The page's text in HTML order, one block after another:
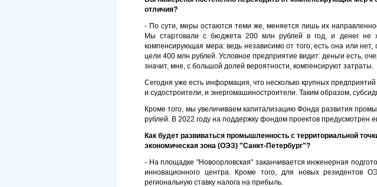
отличия?
- По сути, меры остаются теми же, меняется лишь их
Мы стартовали с бюджета 200 млн рублей в год, и денег
компенсирующая мера: ведь независимо от того, есть она или
цели 400 млн рублей. Условное предприятие видит: деньги есть,
значит, мне, с большой долей вероятности, компенсируют затраты.
Сегодня уже есть информация, что несколько крупных
и судостроители, и энергомашиностроители. Таким образом,
Кроме того, мы увеличиваем капитализацию Фонда развития
рублей. В 2022 году на поддержку фондом проектов предусмотрен
Как будет развиваться промышленность с территориальной
экономическая зона (ОЭЗ) "Санкт-Петербург"?
- На площадке "Новоорловская" заканчивается инженерная
инновационного центра. Кроме того, для новых резидентов
региональную ставку налога на прибыль.